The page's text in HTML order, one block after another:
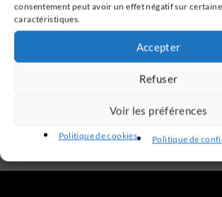
consentement peut avoir un effet négatif sur
caractéristiques.
Accepter
Refuser
Voir les préférences
Politique de cookies Politique de
TOILETTES JAPONAISES
Abattant Toptoilet Naïa :
arrivant sur le marché